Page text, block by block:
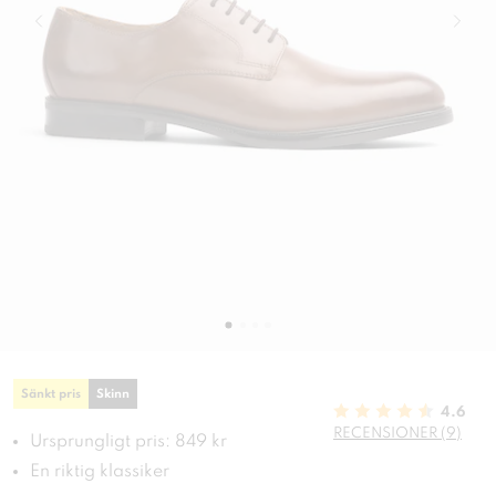
Sänkt pris Skinn
Ursprungligt pris: 849 kr
En riktig klassiker
4.6
RECENSIONER (9)